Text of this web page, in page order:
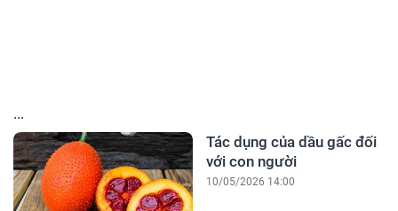
...
Tác dụng của dầu gấc đối
với con người
10/05/2026 14:00